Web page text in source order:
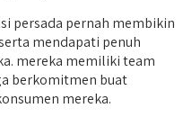
persada pernah membikin
mendapati penuh
mereka memiliki team
berkomitmen buat
mereka.